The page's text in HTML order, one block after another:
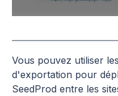
Vous pouvez utiliser
d'exportation pour
SeedProd entre les